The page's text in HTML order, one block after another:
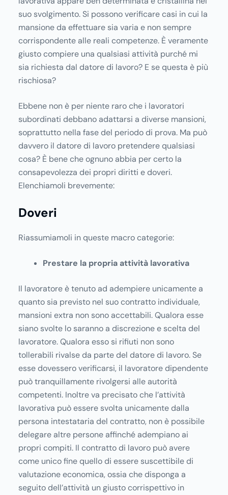
suo svolgimento. Si possono verificare casi in cui la
mansione da effettuare sia varia e non sempre
corrispondente alle reali competenze. È veramente
giusto compiere una qualsiasi attività purché mi
sia richiesta dal datore di lavoro? E se questa è più
rischiosa?
Ebbene non è per niente raro che i lavoratori
subordinati debbano adattarsi a diverse mansioni,
soprattutto nella fase del periodo di prova. Ma può
davvero il datore di lavoro pretendere qualsiasi
cosa? È bene che ognuno abbia per certo la
consapevolezza dei propri diritti e doveri.
Elenchiamoli brevemente:
Doveri
Riassumiamoli in queste macro categorie:
Prestare la propria attività lavorativa
Il lavoratore è tenuto ad adempiere unicamente a
quanto sia previsto nel suo contratto individuale,
mansioni extra non sono accettabili. Qualora esse
siano svolte lo saranno a discrezione e scelta del
lavoratore. Qualora esso si rifiuti non sono
tollerabili rivalse da parte del datore di lavoro. Se
esse dovessero verificarsi, il lavoratore dipendente
può tranquillamente rivolgersi alle autorità
competenti. Inoltre va precisato che l’attività
lavorativa può essere svolta unicamente dalla
persona intestataria del contratto, non è possibile
delegare altre persone affinché adempiano ai
propri compiti. Il contratto di lavoro può avere
come unico fine quello di essere suscettibile di
valutazione economica, ossia che disponga a
seguito dell’attività un giusto corrispettivo in